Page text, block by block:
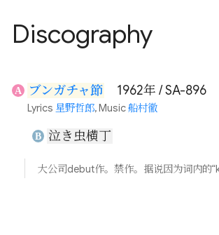
Discography
A ブンガチャ節 1962年 / SA-896
Lyrics 星野哲郎, Music船村徹
B 泣き虫横丁
大公司debut作。禁作。据说因为词内的